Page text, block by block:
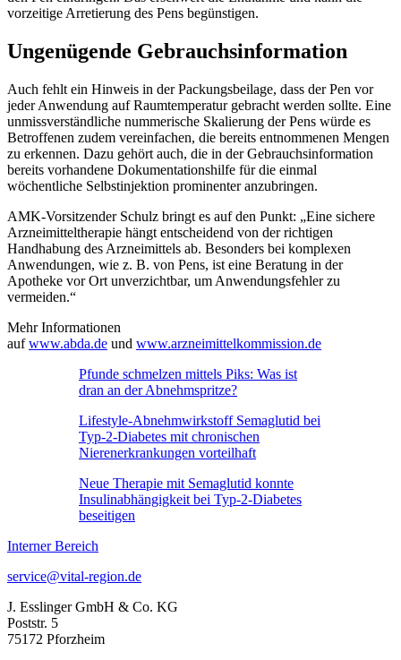
vorzeitige Arretierung des Pens begünstigen.
Ungenügende Gebrauchsinformation
Auch fehlt ein Hinweis in der Packungsbeilage, dass der Pen vor
jeder Anwendung auf Raumtemperatur gebracht werden sollte. Eine
unmissverständliche nummerische Skalierung der Pens würde es
Betroffenen zudem vereinfachen, die bereits entnommenen Mengen
zu erkennen. Dazu gehört auch, die in der Gebrauchsinformation
bereits vorhandene Dokumentationshilfe für die einmal
wöchentliche Selbstinjektion prominenter anzubringen.
AMK-Vorsitzender Schulz bringt es auf den Punkt: „Eine sichere
Arzneimitteltherapie hängt entscheidend von der richtigen
Handhabung des Arzneimittels ab. Besonders bei komplexen
Anwendungen, wie z. B. von Pens, ist eine Beratung in der
Apotheke vor Ort unverzichtbar, um Anwendungsfehler zu
vermeiden.“
Mehr Informationen
aufwww.abda.de und www.arzneimittelkommission.de
Pfunde schmelzen mittels Piks: Was ist
dran an der Abnehmspritze?
Lifestyle-Abnehmwirkstoff Semaglutid bei
Typ-2-Diabetes mit chronischen
Nierenerkrankungen vorteilhaft
Neue Therapie mit Semaglutid konnte
Insulinabhängigkeit bei Typ-2-Diabetes
beseitigen
Interner Bereich
service@vital-region.de
J. Esslinger GmbH & Co. KG
Poststr. 5
75172 Pforzheim